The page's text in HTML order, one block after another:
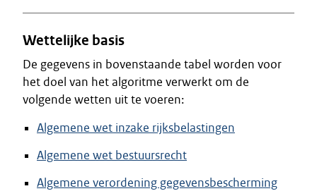
Wettelijke basis
De gegevens in bovenstaande tabel worden voor
het doel van het algoritme verwerkt om de
volgende wetten uit te voeren:
Algemene wet inzake rijksbelastingen
Algemene wet bestuursrecht
Algemene verordening gegevensbescherming